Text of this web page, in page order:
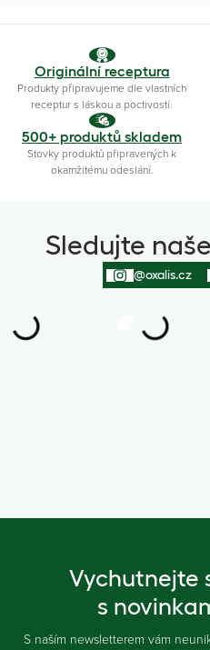
Originální receptura
Produkty připravujeme dle vlastních
receptur s láskou a poctivostí.
500+ produktů skladem
Stovky produktů připravených k
okamžitému odeslání.
Sledujte
@oxalis.cz
Vychutnejte
s
S naším newsletterem vám